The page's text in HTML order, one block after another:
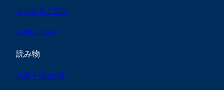
よくあるご質問
お問い合わせ
読み物
八重干瀬110番